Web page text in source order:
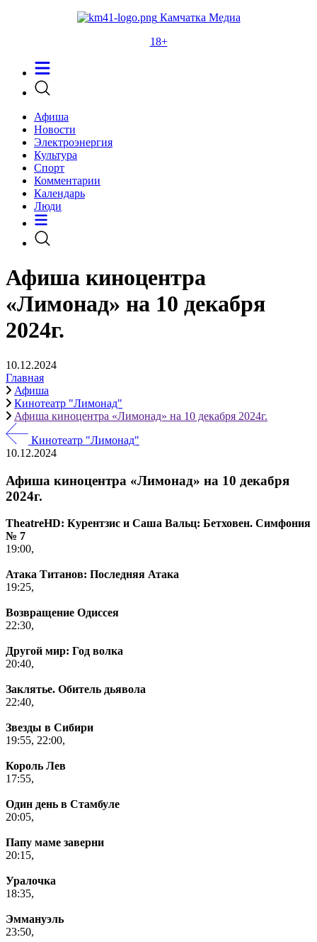
Камчатка Медиа
18+
Афиша
Новости
Электроэнергия
Культура
Спорт
Комментарии
Календарь
Люди
Афиша киноцентра
«Лимонад» на 10 декабря
2024г.
10.12.2024
Главная
Афиша
Кинотеатр "Лимонад"
Афиша киноцентра «Лимонад» на 10 декабря 2024г.
Кинотеатр "Лимонад"
10.12.2024
Афиша киноцентра «Лимонад» на 10 декабря
2024г.
TheatreHD: Курентзис и Саша Вальц: Бетховен. Симфония
№ 7
19:00,
Атака Титанов: Последняя Атака
19:25,
Возвращение Одиссея
22:30,
Другой мир: Год волка
20:40,
Заклятье. Обитель дьявола
22:40,
Звезды в Сибири
19:55, 22:00,
Король Лев
17:55,
Один день в Стамбуле
20:05,
Папу маме заверни
20:15,
Уралочка
18:35,
Эммануэль
23:50,